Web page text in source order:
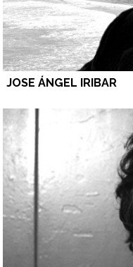
JOSE ÁNGEL IRIBAR